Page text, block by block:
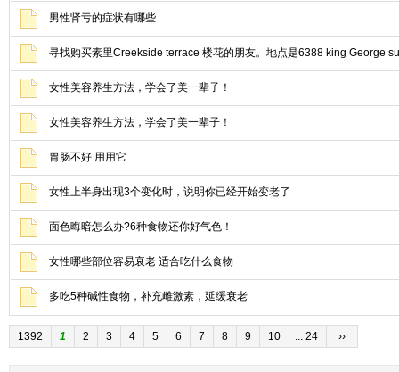
男性肾亏的症状有哪些
寻找购买素里Creekside terrace 楼花的朋友。地点是6388 king George
女性美容养生方法，学会了美一辈子！
女性美容养生方法，学会了美一辈子！
胃肠不好 用用它
女性上半身出现3个变化时，说明你已经开始变老了
面色晦暗怎么办?6种食物还你好气色！
女性哪些部位容易衰老 适合吃什么食物
多吃5种碱性食物，补充雌激素，延缓衰老
1392 1 2 3 4 5 6 7 8 9 10 ... 24 ››